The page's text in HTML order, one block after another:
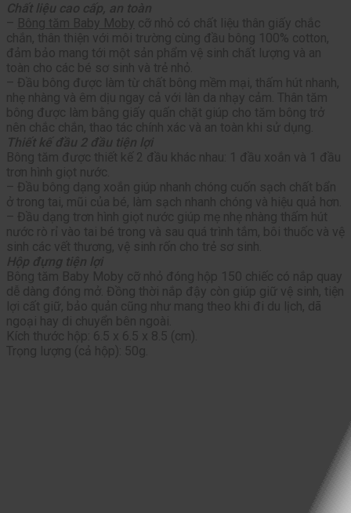
Chất liệu cao cấp, an toàn
Bông tăm Baby Moby
cỡ nhỏ có chất liệu thân giấy chắc
chắn, thân thiện với môi trường cùng đầu bông 100% cotton,
đảm bảo mang tới một sản phẩm vệ sinh chất lượng và an
toàn cho các bé sơ sinh và trẻ nhỏ.
– Đầu bông được làm từ chất bông mềm mại, thấm hút nhanh,
nhẹ nhàng và êm dịu ngay cả với làn da nhạy cảm. Thân tăm
bông được làm bằng giấy quấn chặt giúp cho tăm bông trở
nên chắc chắn, thao tác chính xác và an toàn khi sử dụng.
Thiết kế đầu 2 đầu tiện lợi
Bông tăm được thiết kế 2 đầu khác nhau: 1 đầu xoắn và 1 đầu
trơn hình giọt nước.
– Đầu bông dạng xoắn giúp nhanh chóng cuốn sạch chất bẩn
ở trong tai, mũi của bé, làm sạch nhanh chóng và hiệu quả hơn.
– Đầu dạng trơn hình giọt nước giúp mẹ nhẹ nhàng thấm hút
nước rò rỉ vào tai bé trong và sau quá trình tắm, bôi thuốc và vệ
sinh các vết thương, vệ sinh rốn cho trẻ sơ sinh.
Hộp đựng tiện lợi
Bông tăm Baby Moby cỡ nhỏ đóng hộp 150 chiếc có nắp quay
dễ dàng đóng mở. Đồng thời nắp đậy còn giúp giữ vệ sinh, tiện
lợi cất giữ, bảo quản cũng như mang theo khi đi du lịch, dã
ngoại hay di chuyển bên ngoài.
Kích thước hộp: 6.5 x 6.5 x 8.5 (cm).
Trọng lượng (cả hộp): 50g.